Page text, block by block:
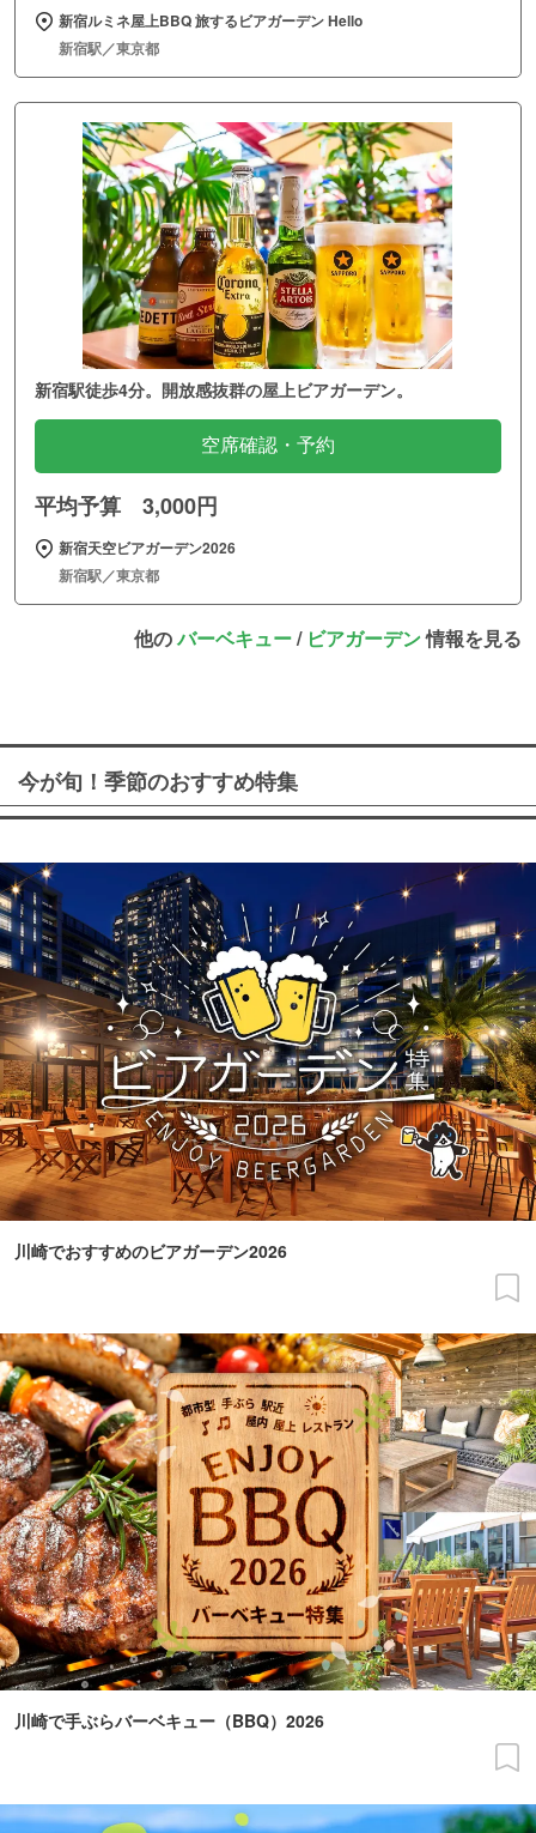
新宿ルミネ屋上BBQ 旅するビアガーデン Hello
新宿駅／東京都
新宿駅徒歩4分。開放感抜群の屋上ビアガーデン。
空席確認・予約
平均予算 3,000円
新宿天空ビアガーデン2026
新宿駅／東京都
他のバーベキュー/ ビアガーデン情報を見る
今が旬！季節のおすすめ特集
川崎でおすすめのビアガーデン2026
川崎で手ぶらバーベキュー（BBQ）2026